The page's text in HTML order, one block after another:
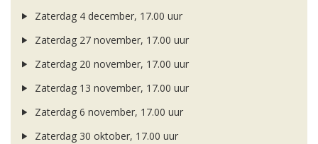
Zaterdag 4 december, 17.00 uur
Zaterdag 27 november, 17.00 uur
Zaterdag 20 november, 17.00 uur
Zaterdag 13 november, 17.00 uur
Zaterdag 6 november, 17.00 uur
Zaterdag 30 oktober, 17.00 uur